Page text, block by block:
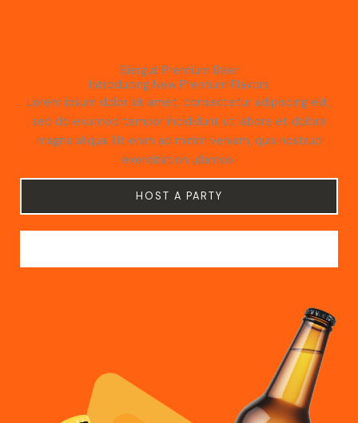
Biergut Premium Beer
Introducing New Premium Flavors
Lorem ipsum dolor sit amet, consectetur adipiscing elit,
sed do eiusmod tempor incididunt ut labore et dolore
magna aliqua. Ut enim ad minim veniam, quis nostrud
exercitation ullamco.
HOST A PARTY